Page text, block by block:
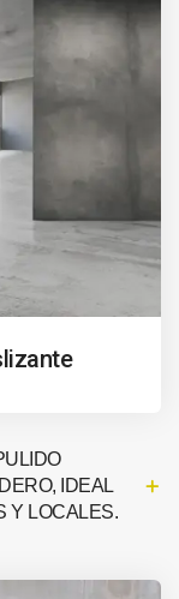
IDEAL
Y LOCALES.